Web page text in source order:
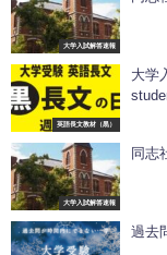
大学入試解答速報
英語長文教材（黒）
大学入試
大学入試解答速報
過去